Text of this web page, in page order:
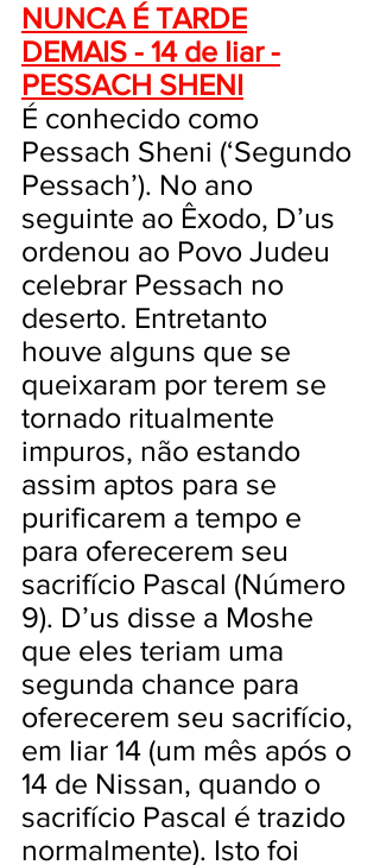
NUNCA É TARDE
DEMAIS - 14 de Iiar -
PESSACH SHENI
É conhecido como
Pessach Sheni (‘Segundo
Pessach’). No ano
seguinte ao Êxodo, D’us
ordenou ao Povo Judeu
celebrar Pessach no
deserto. Entretanto
houve alguns que se
queixaram por terem se
tornado ritualmente
impuros, não estando
assim aptos para se
purificarem a tempo e
para oferecerem seu
sacrifício Pascal (Número
9). D’us disse a Moshe
que eles teriam uma
segunda chance para
oferecerem seu sacrifício,
em Iiar 14 (um mês após o
14 de Nissan, quando o
sacrifício Pascal é trazido
normalmente). Isto foi